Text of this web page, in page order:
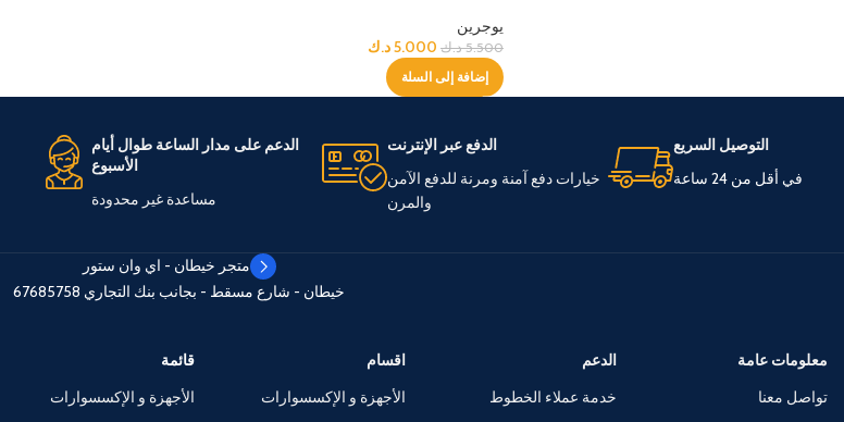
يوجرين
5.500 د.ك 5.000د.ك
إضافة إلى السلة
التوصيل السريع
في أقل من 24 ساعة
الدفع عبر الإنترنت
خيارات دفع آمنة ومرنة للدفع الآمن
والمرن
الدعم على مدار الساعة طوال أيام
الأسبوع
مساعدة غير محدودة
متجر خيطان - اي وان ستور
خيطان - شارع مسقط - بجانب بنك التجاري 67685758
معلومات عامة
تواصل معنا
الدعم
خدمة عملاء الخطوط
اقسام
الأجهزة و الإكسسوارات
قائمة
الأجهزة و الإكسسوارات